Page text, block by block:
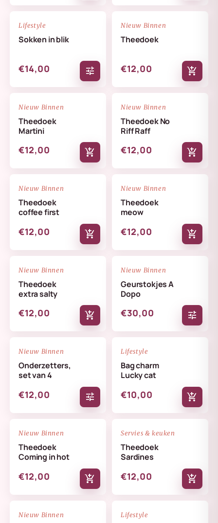
NIEUW
Lifestyle
Sokken in blik
€14,00 tune
NIEUW
Nieuw Binnen
Theedoek
€12,00 add_shopping_cart
NIEUW
Nieuw Binnen
Theedoek
Martini
€12,00 add_shopping_cart
NIEUW
Nieuw Binnen
Theedoek No
Riff Raff
€12,00 add_shopping_cart
NIEUW
Nieuw Binnen
Theedoek
coffee first
€12,00 add_shopping_cart
NIEUW
Nieuw Binnen
Theedoek
meow
€12,00 add_shopping_cart
NIEUW
Nieuw Binnen
Theedoek
extra salty
€12,00 add_shopping_cart
NIEUW
Nieuw Binnen
Geurstokjes A
Dopo
€30,00 tune
NIEUW
Nieuw Binnen
Onderzetters,
set van 4
€12,00 tune
NIEUW
Lifestyle
Bag charm
Lucky cat
€10,00 add_shopping_cart
NIEUW
Nieuw Binnen
Theedoek
Coming in hot
€12,00 add_shopping_cart
NIEUW
Servies & keuken
Theedoek
Sardines
€12,00 add_shopping_cart
NIEUW
Nieuw Binnen NIEUW
Lifestyle